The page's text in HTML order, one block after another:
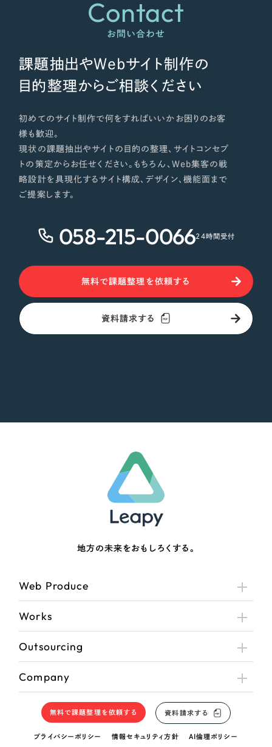
Contact
お問い合わせ
課題抽出やWebサイト制作の
目的整理からご相談ください
初めてのサイト制作で何をすればいいかお困りのお客
様も歓迎。
現状の課題抽出やサイトの目的の整理、サイトコンセプ
トの策定からお任せください。もちろん、Web集客の戦
略設計を具現化するサイト構成、デザイン、機能面まで
ご提案します。
058-215-006624時間受付
無料で課題整理を依頼する
資料請求する
地方の未来をおもしろくする。
Web Produce
Works
Outsourcing
Company
無料で課題整理を依頼する 資料請求する
プライバシーポリシー 情報セキュリティ方針 AI倫理ポリシー